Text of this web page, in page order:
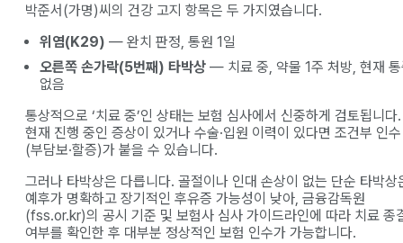
박준서(가명)씨의 건강 고지 항목은 두 가지였습니다.
위염(K29) — 완치 판정, 통원 1일
오른쪽 손가락(5번째) 타박상 — 치료 중, 약물 1주 처방, 현재
없음
통상적으로 ‘치료 중’인 상태는 보험 심사에서 신중하게 검토됩니다.
현재 진행 중인 증상이 있거나 수술·입원 이력이 있다면 조건부 인수
(부담보·할증)가 붙을 수 있습니다.
그러나 타박상은 다릅니다. 골절이나 인대 손상이 없는 단순 타박상
예후가 명확하고 장기적인 후유증 가능성이 낮아, 금융감독원
(fss.or.kr)의 공시 기준 및 보험사 심사 가이드라인에 따라 치료 종
여부를 확인한 후 대부분 정상적인 보험 인수가 가능합니다.